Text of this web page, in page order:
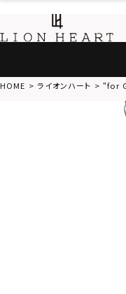
HOME ライオンハート “for